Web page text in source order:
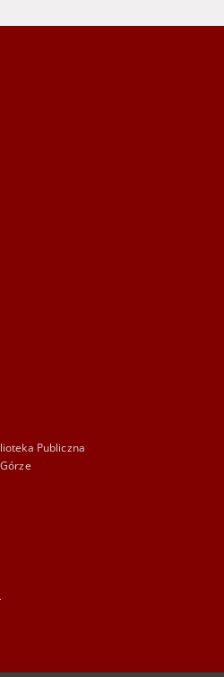
Publiczna